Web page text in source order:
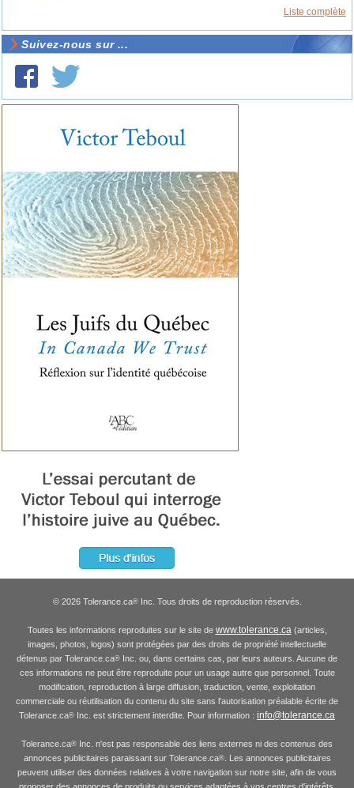
Liste complète
Suivez-nous sur ...
© 2026 Tolerance.ca®Inc. Tous droits de reproduction réservés.
Toutes les informations reproduites sur le site de www.tolerance.ca(articles,
images, photos, logos) sont protégées par des droits de propriété intellectuelle
détenus par Tolerance.ca® Inc. ou, dans certains cas, par leurs auteurs. Aucune de
ces informations ne peut être reproduite pour un usage autre que personnel. Toute
modification, reproduction à large diffusion, traduction, vente, exploitation
commerciale ou réutilisation du contenu du site sans l'autorisation préalable écrite de
Tolerance.ca® Inc. est strictement interdite. Pour information : info@tolerance.ca
Tolerance.ca® Inc. n'est pas responsable des liens externes ni des contenus des
annonces publicitaires paraissant sur Tolerance.ca®. Les annonces publicitaires
peuvent utiliser des données relatives à votre navigation sur notre site, afin de vous